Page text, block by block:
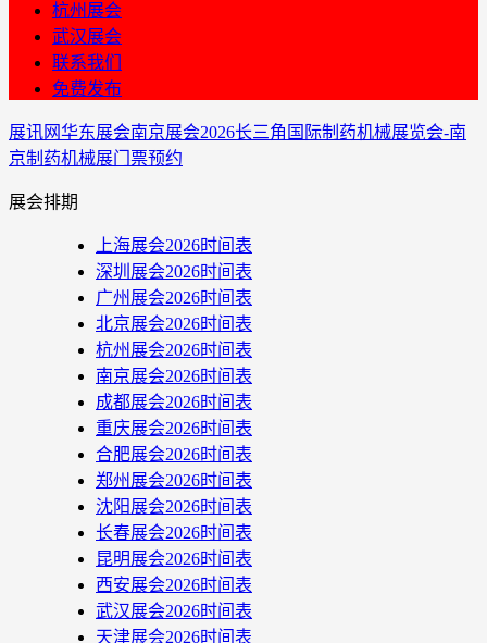
杭州展会
武汉展会
联系我们
免费发布
展讯网华东展会南京展会2026长三角国际制药机械展览会-南
京制药机械展门票预约
展会排期
上海展会2026时间表
深圳展会2026时间表
广州展会2026时间表
北京展会2026时间表
杭州展会2026时间表
南京展会2026时间表
成都展会2026时间表
重庆展会2026时间表
合肥展会2026时间表
郑州展会2026时间表
沈阳展会2026时间表
长春展会2026时间表
昆明展会2026时间表
西安展会2026时间表
武汉展会2026时间表
天津展会2026时间表